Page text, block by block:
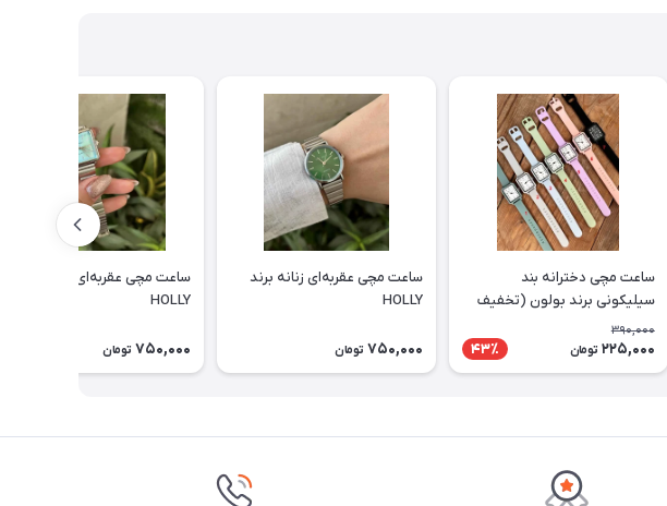
ساعت مچی دخترانه بند
سیلیکونی برند بولون (تخفیف
ویژه)
390,000
225,000 تومان 43٪
ساعت مچی عقربه‌ای زنانه برند
HOLLY
750,000 تومان
ساعت مچی عقربه‌ای زنانه برند
HOLLY
750,000 تومان